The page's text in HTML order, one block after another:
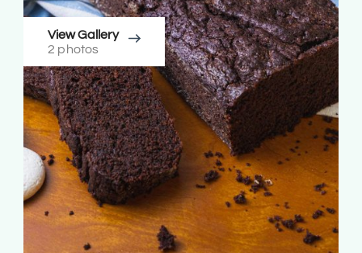
View Gallery
2 photos